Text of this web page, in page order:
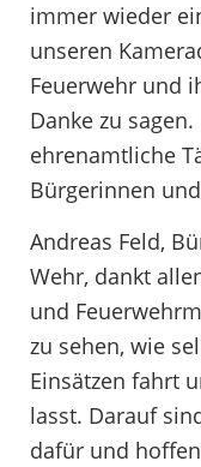
immer wieder
unseren
Feuerwehr und
Danke zu
ehrenamtliche
Bürgerinnen
Andreas Feld,
Wehr, dankt
und
zu sehen, wie
Einsätzen fahrt
lasst. Darauf
dafür und